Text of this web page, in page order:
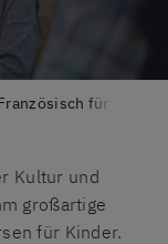
für Kids &
Kultur und
großartige
für Kinder.